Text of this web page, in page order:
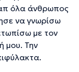
όλα άνθρωπος
να γνωρίσω
με τον
μου. Την